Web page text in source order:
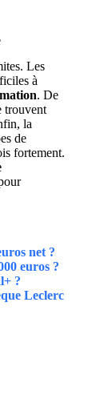
Les
à
. De
trouvent
la
de
fortement.
net ?
euros ?
?
Leclerc